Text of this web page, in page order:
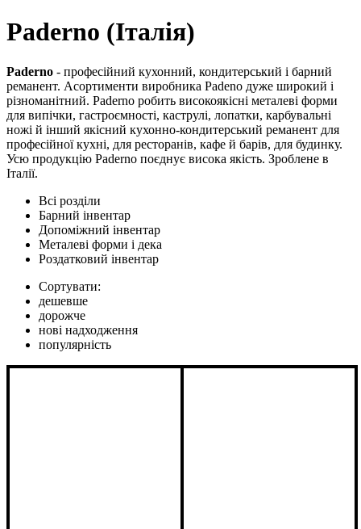
Paderno (Італія)
Paderno - професійний кухонний, кондитерський і барний
реманент. Асортименти виробника Padeno дуже широкий і
різноманітний. Paderno робить високоякісні металеві форми
для випічки, гастроємності, каструлі, лопатки, карбувальні
ножі й інший якісний кухонно-кондитерський реманент для
професійної кухні, для ресторанів, кафе й барів, для будинку.
Усю продукцію Paderno поєднує висока якість. Зроблене в
Італії.
Всі розділи
Барний інвентар
Допоміжний інвентар
Металеві форми і дека
Роздатковий інвентар
Сортувати:
дешевше
дорожче
нові надходження
популярність